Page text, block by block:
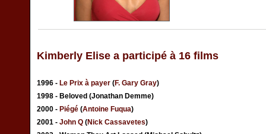
Kimberly Elise a participé à 16 films
1996 - Le Prix à payer (F. Gary Gray)
1998 - Beloved (Jonathan Demme)
2000 - Piégé (Antoine Fuqua)
2001 - John Q (Nick Cassavetes)